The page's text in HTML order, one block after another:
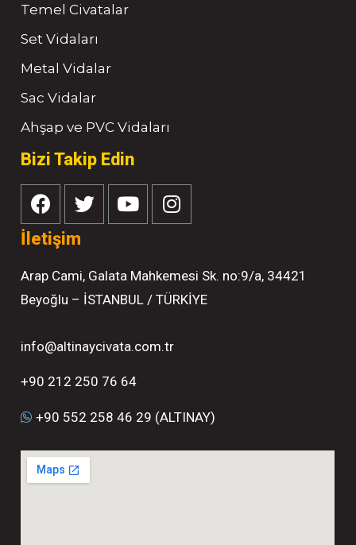
Temel Civatalar
Set Vidaları
Metal Vidalar
Sac Vidalar
Ahşap ve PVC Vidaları
Bizi Takip Edin
İletişim
Arap Cami, Galata Mahkemesi Sk. no:9/a, 34421
Beyoğlu – İSTANBUL / TÜRKİYE
info@altinaycivata.com.tr
+90 212 250 76 64
+90 552 258 46 29 (ALTINAY)